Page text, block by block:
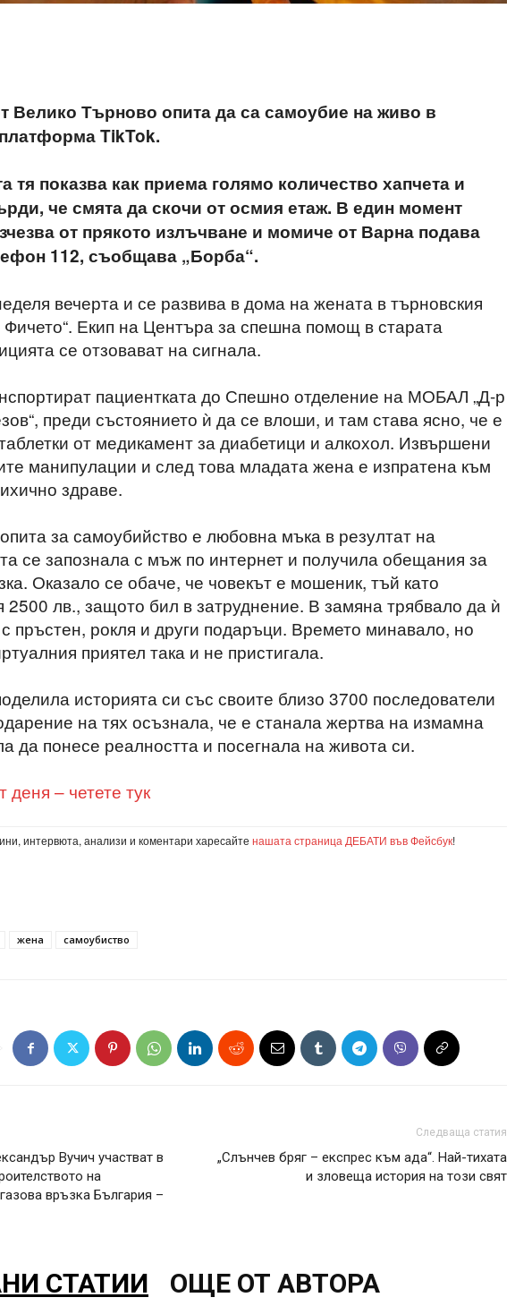
Велико Търново опита да са самоубие на живо в
TikTok.
тя показва как приема голямо количество хапчета и
че смята да скочи от осмия етаж. В един момент
от прякото излъчване и момиче от Варна подава
112, съобщава „Борба“.
вечерта и се развива в дома на жената в търновския
Фичето“. Екип на Центъра за спешна помощ в старата
се отзовават на сигнала.
пациентката до Спешно отделение на МОБАЛ „Д-р
преди състоянието ѝ да се влоши, и там става ясно, че е
от медикамент за диабетици и алкохол. Извършени
манипулации и след това младата жена е изпратена към
здраве.
за самоубийство е любовна мъка в резултат на
се запознала с мъж по интернет и получила обещания за
Оказало се обаче, че човекът е мошеник, тъй като
2500 лв., защото бил в затруднение. В замяна трябвало да ѝ
с пръстен, рокля и други подаръци. Времето минавало, но
приятел така и не пристигала.
историята си със своите близо 3700 последователи
на тях осъзнала, че е станала жертва на измамна
да понесе реалността и посегнала на живота си.
– четете тук
интервюта, анализи и коментари харесайте нашата страница ДЕБАТИ във Фейсбук!
жена самоубиство
Вучич участват в
на
връзка България –
Следваща статия
„Слънчев бряг – експрес към ада“. Най-тихата
и зловеща история на този свят
СТАТИИ ОЩЕ ОТ АВТОРА